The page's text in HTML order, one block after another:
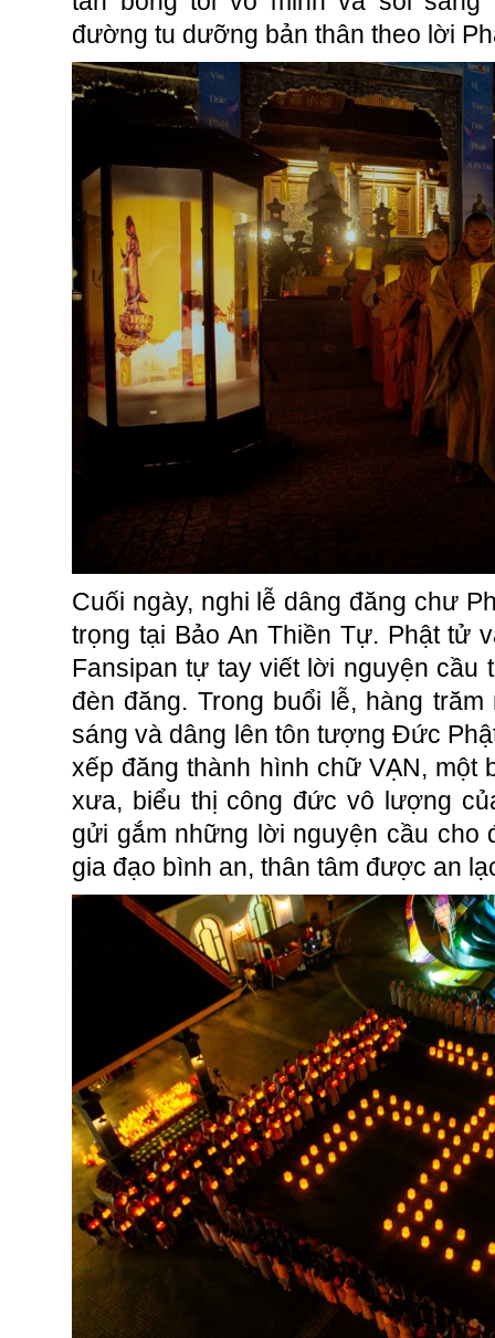
đường tu dưỡng bản thân theo lời
Cuối ngày, nghi lễ dâng đăng chư
trọng tại Bảo An Thiền Tự. Phật tử
Fansipan tự tay viết lời nguyện cầu
đèn đăng. Trong buổi lễ, hàng
sáng và dâng lên tôn tượng Đức
xếp đăng thành hình chữ VẠN, một
xưa, biểu thị công đức vô lượng
gửi gắm những lời nguyện cầu cho
gia đạo bình an, thân tâm được an